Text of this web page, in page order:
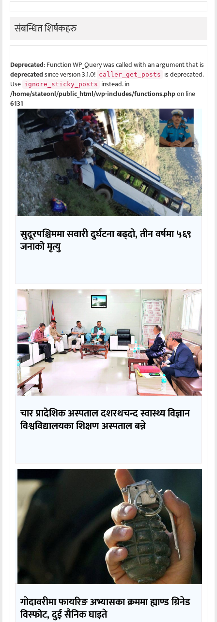
संबन्धित शिर्षकहरु
Deprecated: Function WP_Query was called with an argument that is
deprecatedsince version 3.1.0! caller_get_posts is deprecated.
Use ignore_sticky_posts instead. in
/home/stateonl/public_html/wp-includes/functions.phpon line
6131
सुदूरपश्चिममा सवारी दुर्घटना बढ्दो, तीन वर्षमा ५६९
जनाको मृत्यु
चार प्रादेशिक अस्पताल दशरथचन्द स्वास्थ्य विज्ञान
विश्वविद्यालयका शिक्षण अस्पताल बन्ने
गोदावरीमा फायरिङ अभ्यासका क्रममा ह्याण्ड ग्रिनेड
विस्फोट, दुई सैनिक घाइते